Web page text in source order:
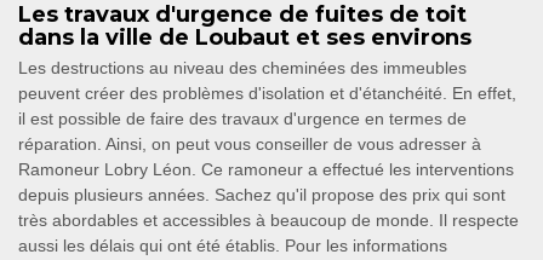
Les travaux d'urgence de fuites de toit
dans la ville de Loubaut et ses environs
Les destructions au niveau des cheminées des immeubles
peuvent créer des problèmes d'isolation et d'étanchéité. En effet,
il est possible de faire des travaux d'urgence en termes de
réparation. Ainsi, on peut vous conseiller de vous adresser à
Ramoneur Lobry Léon. Ce ramoneur a effectué les interventions
depuis plusieurs années. Sachez qu'il propose des prix qui sont
très abordables et accessibles à beaucoup de monde. Il respecte
aussi les délais qui ont été établis. Pour les informations